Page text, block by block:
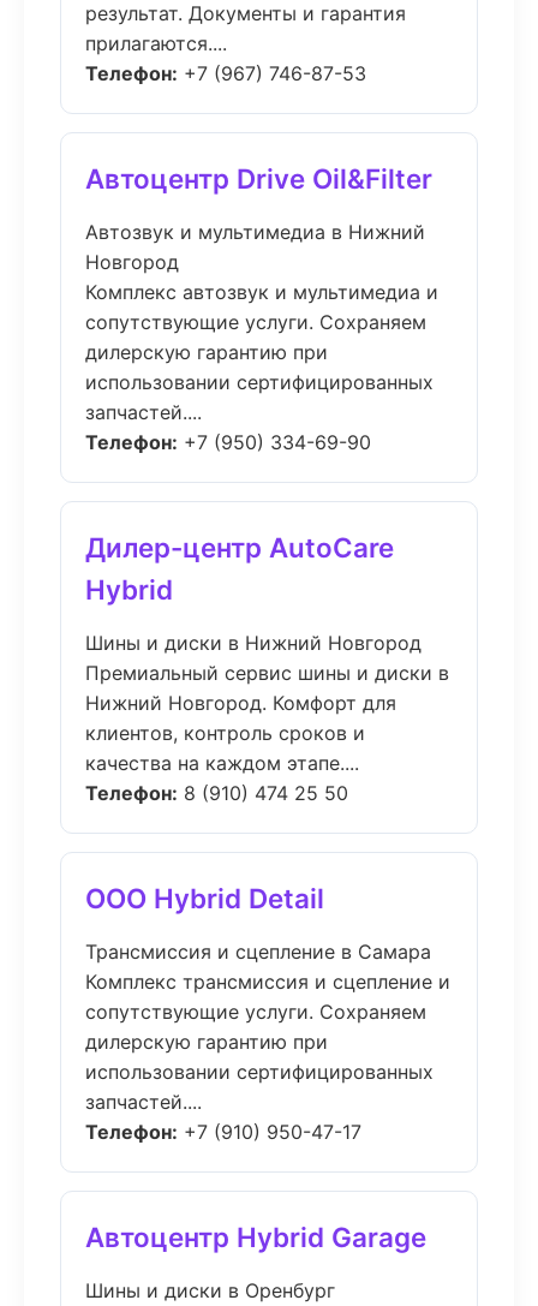
результат. Документы и гарантия
прилагаются....
Телефон: +7 (967) 746-87-53
Автоцентр Drive Oil&Filter
Автозвук и мультимедиа в Нижний
Новгород
Комплекс автозвук и мультимедиа и
сопутствующие услуги. Сохраняем
дилерскую гарантию при
использовании сертифицированных
запчастей....
Телефон: +7 (950) 334-69-90
Дилер-центр AutoCare
Hybrid
Шины и диски в Нижний Новгород
Премиальный сервис шины и диски в
Нижний Новгород. Комфорт для
клиентов, контроль сроков и
качества на каждом этапе....
Телефон: 8 (910) 474 25 50
ООО Hybrid Detail
Трансмиссия и сцепление в Самара
Комплекс трансмиссия и сцепление и
сопутствующие услуги. Сохраняем
дилерскую гарантию при
использовании сертифицированных
запчастей....
Телефон: +7 (910) 950-47-17
Автоцентр Hybrid Garage
Шины и диски в Оренбург